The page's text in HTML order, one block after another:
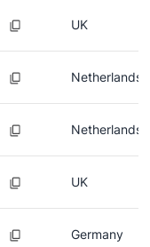
UK
Netherlands
Netherlands
UK
Germany